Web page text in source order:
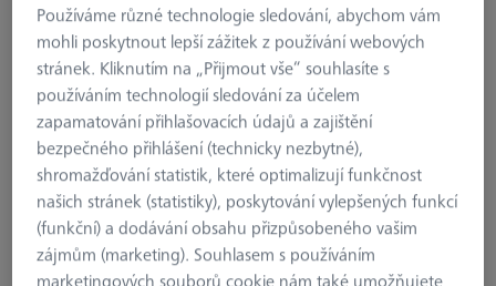
Používáme různé technologie sledování, abychom vám
mohli poskytnout lepší zážitek z používání webových
stránek. Kliknutím na „Přijmout vše“ souhlasíte s
používáním technologií sledování za účelem
zapamatování přihlašovacích údajů a zajištění
bezpečného přihlášení (technicky nezbytné),
shromažďování statistik, které optimalizují funkčnost
našich stránek (statistiky), poskytování vylepšených funkcí
(funkční) a dodávání obsahu přizpůsobeného vašim
zájmům (marketing). Souhlasem s používáním
marketingových souborů cookie nám také umožňujete